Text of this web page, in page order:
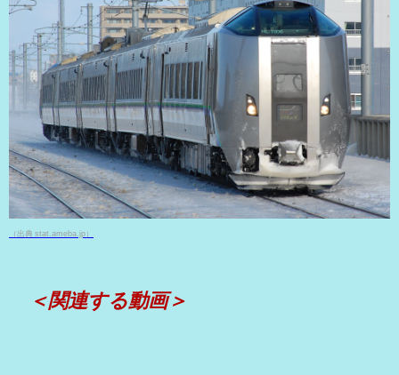
（出典 stat.ameba.jp）
＜関連する動画＞